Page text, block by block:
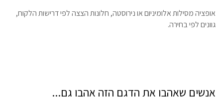
אופציה מסילות אלומיניום או נירוסטה, חלונות הצצה לפי דרישות הלקוח,
גוונים לפי בחירה.
אנשים שאהבו את הדגם הזה אהבו גם...